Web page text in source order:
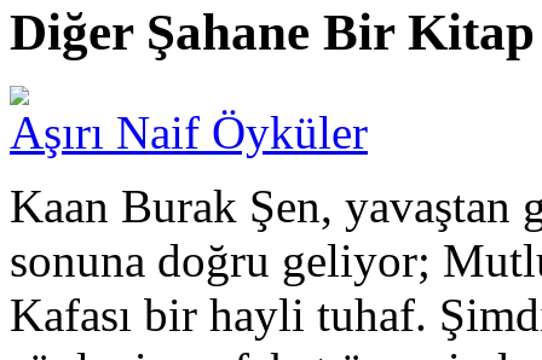
Diğer Şahane Bir Kitap
Aşırı Naif Öyküler
Kaan Burak Şen, yavaştan
sonuna doğru geliyor;
Kafası bir hayli tuhaf.